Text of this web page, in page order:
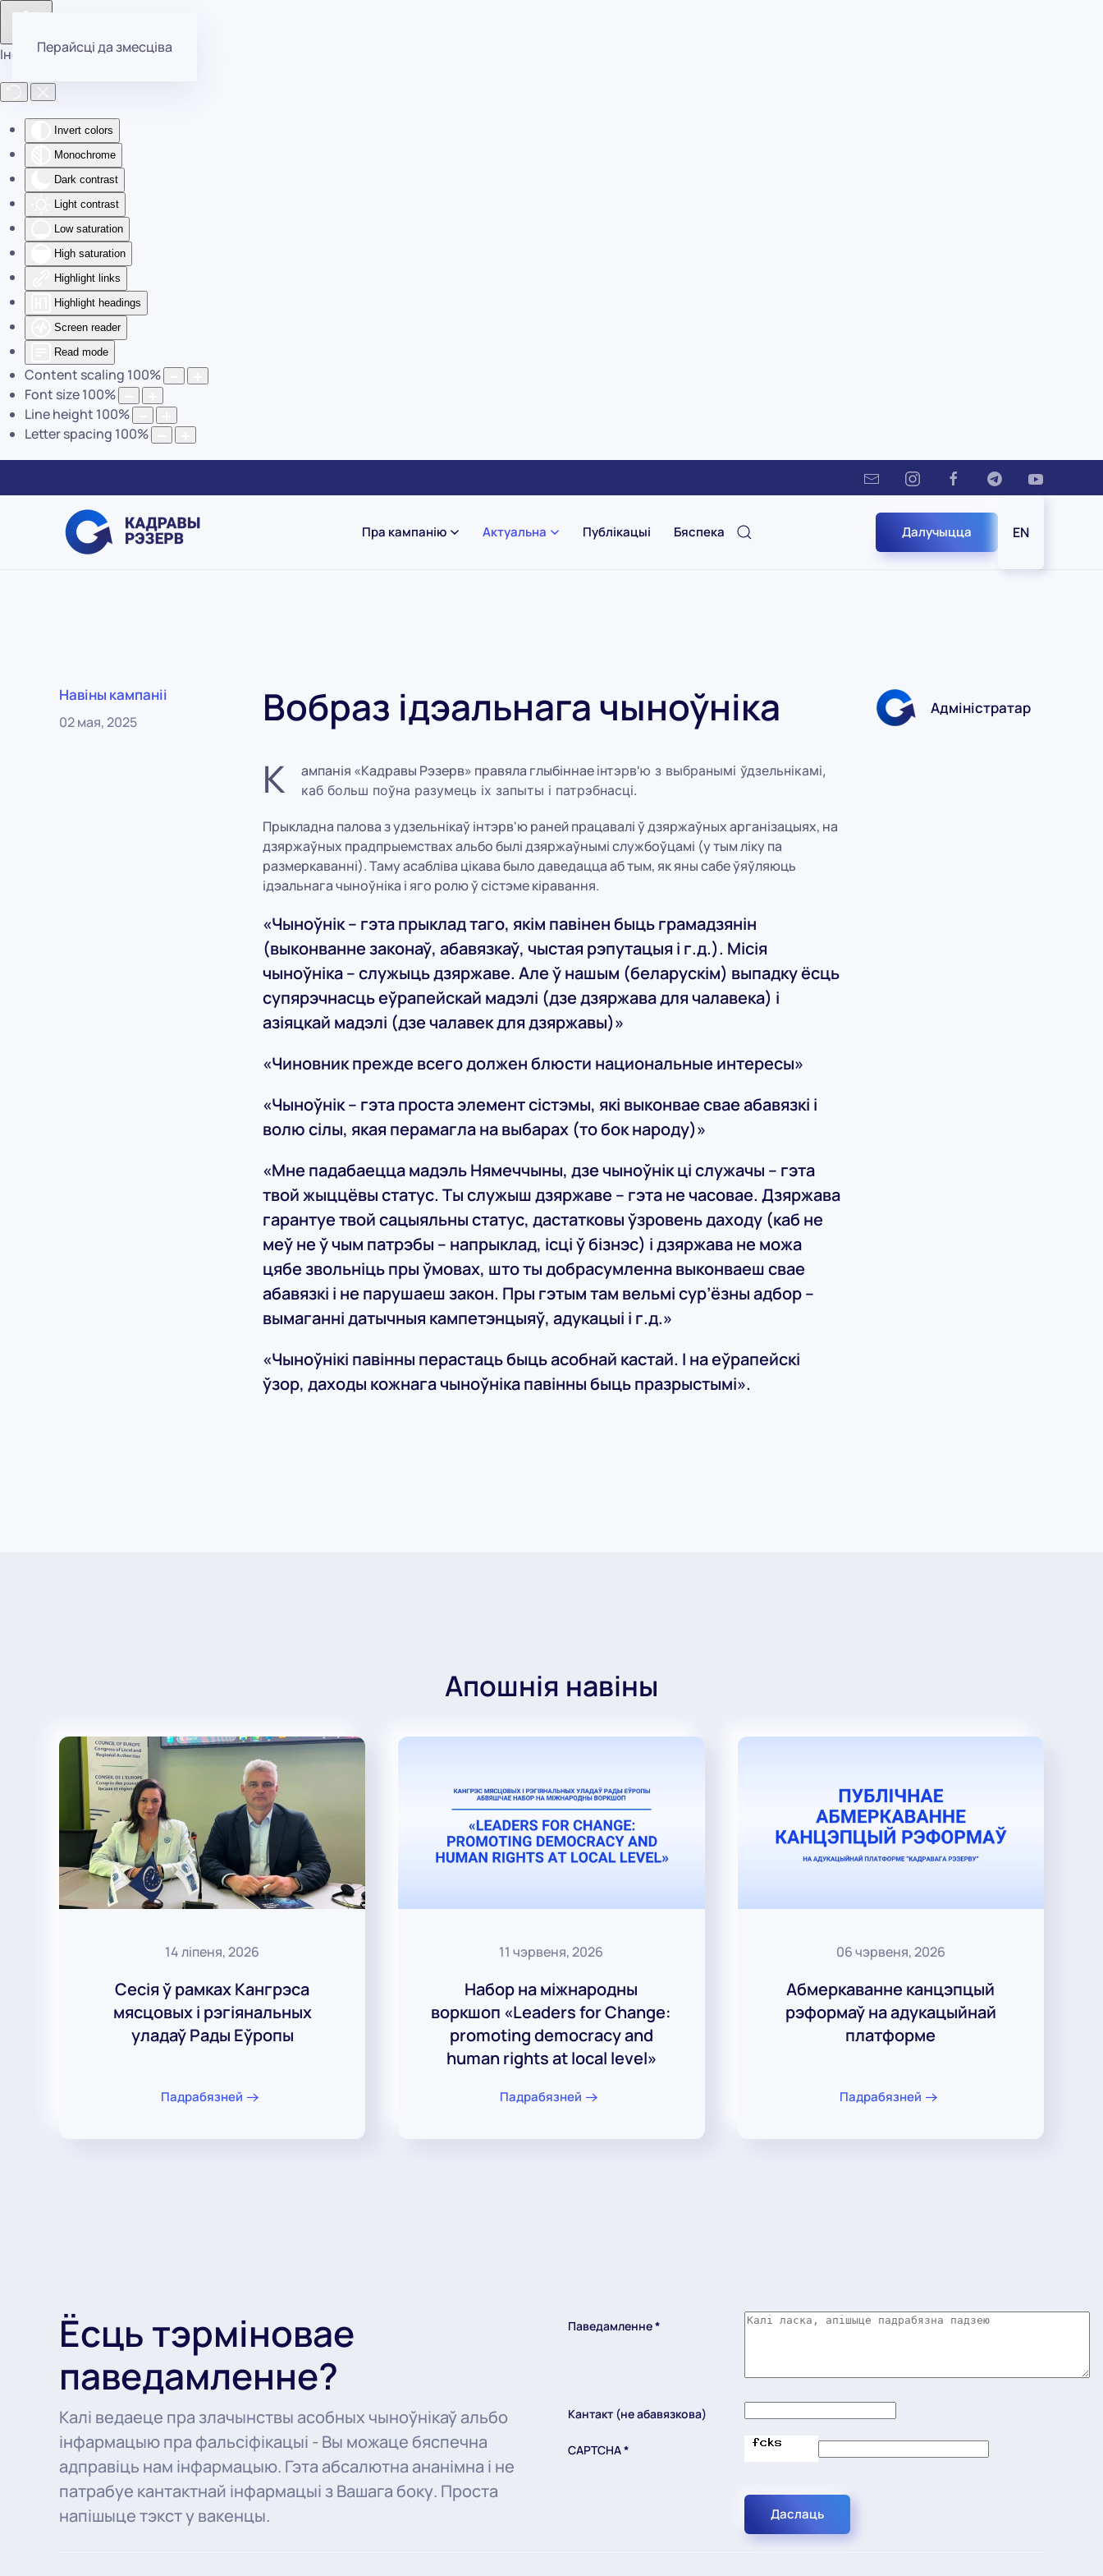
Інструменты даступнасці
Invert colors
Monochrome
Dark contrast
Light contrast
Low saturation
High saturation
Highlight links
Highlight headings
Screen reader
Read mode
Content scaling 100%
Font size100%
Line height 100%
Letter spacing 100%
Перайсці да змесціва
Пра кампанію Актуальна Публікацыі Бяспека Далучыцца EN
Навіны кампаніі
02 мая, 2025 Вобраз ідэальнага чыноўніка
К ампанія «Кадравы Рэзерв» правяла глыбіннае інтэрв'ю з выбранымі ўдзельнікамі,
каб больш поўна разумець іх запыты і патрэбнасці.
Прыкладна палова з удзельнікаў інтэрв'ю раней працавалі ў дзяржаўных арганізацыях, на
дзяржаўных прадпрыемствах альбо былі дзяржаўнымі службоўцамі (у тым ліку па
размеркаванні). Таму асабліва цікава было даведацца аб тым, як яны сабе ўяўляюць
ідэальнага чыноўніка і яго ролю ў сістэме кіравання.
«Чыноўнік – гэта прыклад таго, якім павінен быць грамадзянін
(выконванне законаў, абавязкаў, чыстая рэпутацыя і г.д.). Місія
чыноўніка – служыць дзяржаве. Але ў нашым (беларускім) выпадку ёсць
супярэчнасць еўрапейскай мадэлі (дзе дзяржава для чалавека) і
азіяцкай мадэлі (дзе чалавек для дзяржавы)»
«Чиновник прежде всего должен блюсти национальные интересы»
«Чыноўнік – гэта проста элемент сістэмы, які выконвае свае абавязкі і
волю сілы, якая перамагла на выбарах (то бок народу)»
«Мне падабаецца мадэль Нямеччыны, дзе чыноўнік ці служачы – гэта
твой жыццёвы статус. Ты служыш дзяржаве – гэта не часовае. Дзяржава
гарантуе твой сацыяльны статус, дастатковы ўзровень даходу (каб не
меў не ў чым патрэбы – напрыклад, ісці ў бізнэс) і дзяржава не можа
цябе звольніць пры ўмовах, што ты добрасумленна выконваеш свае
абавязкі і не парушаеш закон. Пры гэтым там вельмі сур’ёзны адбор –
вымаганні датычныя кампетэнцыяў, адукацыі і г.д.»
«Чыноўнікі павінны перастаць быць асобнай кастай. І на еўрапейскі
ўзор, даходы кожнага чыноўніка павінны быць празрыстымі».
Адміністратар
Апошнія навіны
14 ліпеня, 2026
Сесія ў рамках Кангрэса
мясцовых і рэгіянальных
уладаў Рады Еўропы
Падрабязней
11 чэрвеня, 2026
Набор на міжнародны
воркшоп «Leaders for Change:
promoting democracy and
human rights at local level»
Падрабязней
06 чэрвеня, 2026
Абмеркаванне канцэпцый
рэформаў на адукацыйнай
платформе
Падрабязней
Ёсць тэрміновае
паведамленне?
Калі ведаеце пра злачынствы асобных чыноўнікаў альбо
інфармацыю пра фальсіфікацыі - Вы можаце бяспечна
адправіць нам інфармацыю. Гэта абсалютна ананімна і не
патрабуе кантактнай інфармацыі з Вашага боку. Проста
напішыце тэкст у вакенцы.
Паведамленне*
Кантакт (не абавязкова)
CAPTCHA*
Даслаць